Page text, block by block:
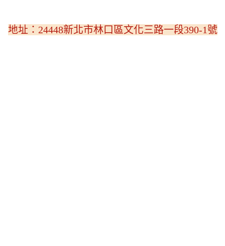
地址：24448新北市林口區文化三路一段390-1號